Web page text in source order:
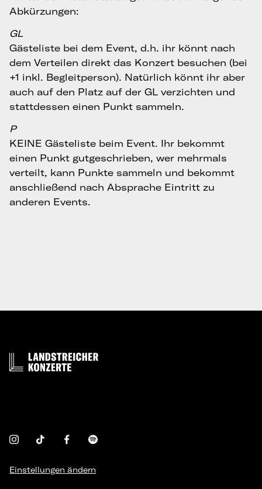
Abkürzungen:
GL
Gästeliste bei dem Event, d.h. ihr könnt nach
dem Verteilen direkt das Konzert besuchen (bei
+1 inkl. Begleitperson). Natürlich könnt ihr aber
auch auf den Platz auf der GL verzichten und
stattdessen einen Punkt sammeln.
P
KEINE Gästeliste beim Event. Ihr bekommt
einen Punkt gutgeschrieben, wer mehrmals
verteilt, kann Punkte sammeln und bekommt
anschließend nach Absprache Eintritt zu
anderen Events.
Einstellungen ändern